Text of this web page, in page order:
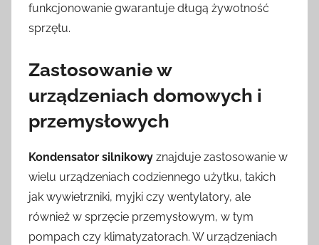
funkcjonowanie gwarantuje długą żywotność
sprzętu.
Zastosowanie w
urządzeniach domowych i
przemysłowych
Kondensator silnikowy znajduje zastosowanie w
wielu urządzeniach codziennego użytku, takich
jak wywietrzniki, myjki czy wentylatory, ale
również w sprzęcie przemysłowym, w tym
pompach czy klimatyzatorach. W urządzeniach